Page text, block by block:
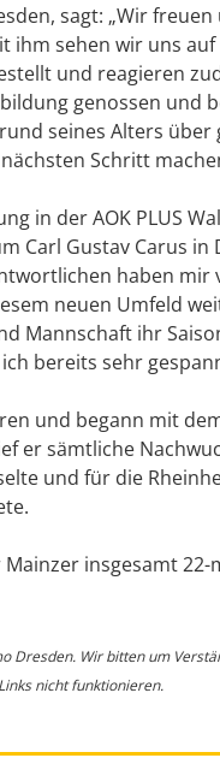
sagt: „Wir
ihm sehen wir uns
und reagieren
genossen und
seines Alters
Schritt
in der AOK PLUS
Gustav Carus in
haben mir
neuen Umfeld
Mannschaft ihr
bereits sehr
und begann mit
er sämtliche
und für die
insgesamt 22-
Wir bitten um
nicht funktionieren.